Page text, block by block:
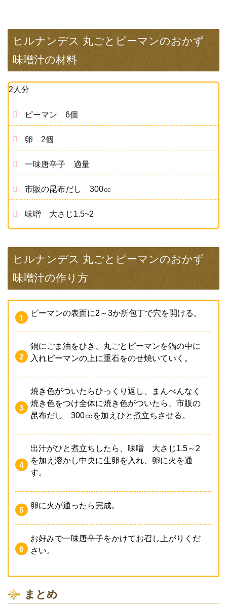
ヒルナンデス 丸ごとピーマンのおかず
味噌汁の材料
2人分
ピーマン 6個
卵 2個
一味唐辛子 適量
市販の昆布だし 300㏄
味噌 大さじ1.5~2
ヒルナンデス 丸ごとピーマンのおかず
味噌汁の作り方
ピーマンの表面に2～3か所包丁で穴を開ける。
鍋にごま油をひき、丸ごとピーマンを鍋の中に
入れピーマンの上に重石をのせ焼いていく。
焼き色がついたらひっくり返し、まんべんなく
焼き色をつけ全体に焼き色がついたら、市販の
昆布だし 300㏄を加えひと煮立ちさせる。
出汁がひと煮立ちしたら、味噌 大さじ1.5～2
を加え溶かし中央に生卵を入れ、卵に火を通
す。
卵に火が通ったら完成。
お好みで一味唐辛子をかけてお召し上がりくだ
さい。
まとめ